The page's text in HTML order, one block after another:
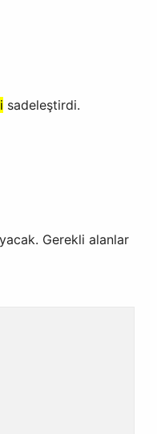
sadeleştirdi.
Gerekli alanlar